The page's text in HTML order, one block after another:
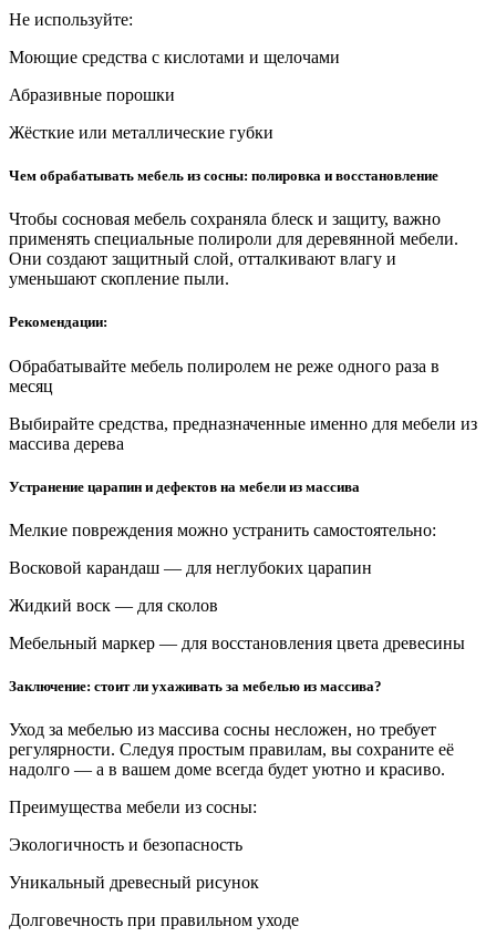
Не используйте:
Моющие средства с кислотами и щелочами
Абразивные порошки
Жёсткие или металлические губки
Чем обрабатывать мебель из сосны: полировка и восстановление
Чтобы сосновая мебель сохраняла блеск и защиту, важно
применять специальные полироли для деревянной мебели.
Они создают защитный слой, отталкивают влагу и
уменьшают скопление пыли.
Рекомендации:
Обрабатывайте мебель полиролем не реже одного раза в
месяц
Выбирайте средства, предназначенные именно для мебели из
массива дерева
Устранение царапин и дефектов на мебели из массива
Мелкие повреждения можно устранить самостоятельно:
Восковой карандаш — для неглубоких царапин
Жидкий воск — для сколов
Мебельный маркер — для восстановления цвета древесины
Заключение: стоит ли ухаживать за мебелью из массива?
Уход за мебелью из массива сосны несложен, но требует
регулярности. Следуя простым правилам, вы сохраните её
надолго — а в вашем доме всегда будет уютно и красиво.
Преимущества мебели из сосны:
Экологичность и безопасность
Уникальный древесный рисунок
Долговечность при правильном уходе